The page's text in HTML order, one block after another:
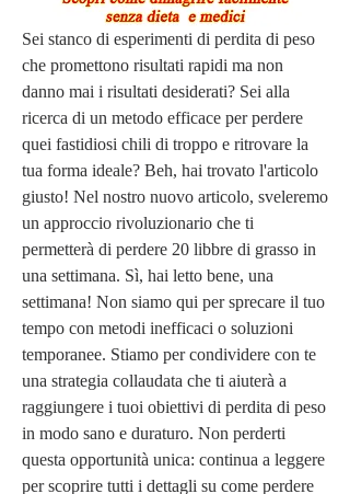
Sei stanco di esperimenti di perdita di peso
che promettono risultati rapidi ma non
danno mai i risultati desiderati? Sei alla
ricerca di un metodo efficace per perdere
quei fastidiosi chili di troppo e ritrovare la
tua forma ideale? Beh, hai trovato l'articolo
giusto! Nel nostro nuovo articolo, sveleremo
un approccio rivoluzionario che ti
permetterà di perdere 20 libbre di grasso in
una settimana. Sì, hai letto bene, una
settimana! Non siamo qui per sprecare il tuo
tempo con metodi inefficaci o soluzioni
temporanee. Stiamo per condividere con te
una strategia collaudata che ti aiuterà a
raggiungere i tuoi obiettivi di perdita di peso
in modo sano e duraturo. Non perderti
questa opportunità unica: continua a leggere
per scoprire tutti i dettagli su come perdere